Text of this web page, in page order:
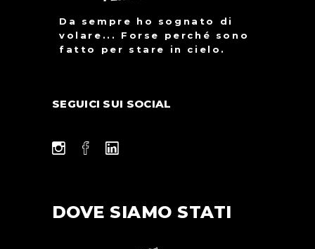
Da sempre ho sognato di
volare... Forse perché sono
fatto per stare in cielo.
SEGUICI SUI SOCIAL
DOVE SIAMO STATI